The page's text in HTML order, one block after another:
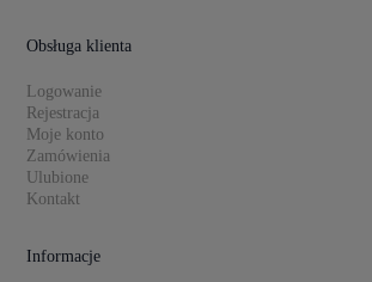
Obsługa klienta
Logowanie
Rejestracja
Moje konto
Zamówienia
Ulubione
Kontakt
Informacje